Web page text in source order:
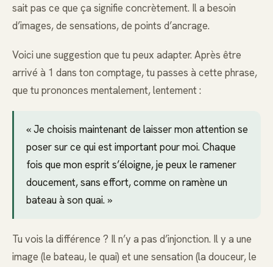
sait pas ce que ça signifie concrètement. Il a besoin
d’images, de sensations, de points d’ancrage.
Voici une suggestion que tu peux adapter. Après être
arrivé à 1 dans ton comptage, tu passes à cette phrase,
que tu prononces mentalement, lentement :
« Je choisis maintenant de laisser mon attention se
poser sur ce qui est important pour moi. Chaque
fois que mon esprit s’éloigne, je peux le ramener
doucement, sans effort, comme on ramène un
bateau à son quai. »
Tu vois la différence ? Il n’y a pas d’injonction. Il y a une
image (le bateau, le quai) et une sensation (la douceur, le